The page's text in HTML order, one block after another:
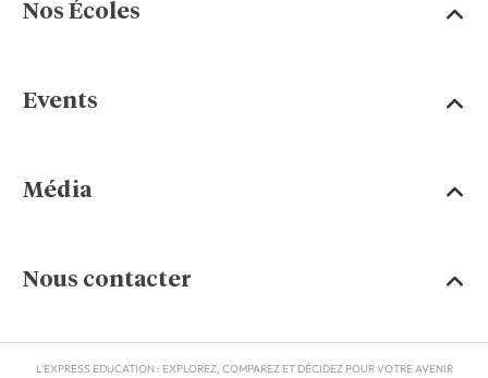
Nos Écoles
Events
Média
Nous contacter
L'EXPRESS EDUCATION : EXPLOREZ, COMPAREZ ET DÉCIDEZ POUR VOTRE AVENIR